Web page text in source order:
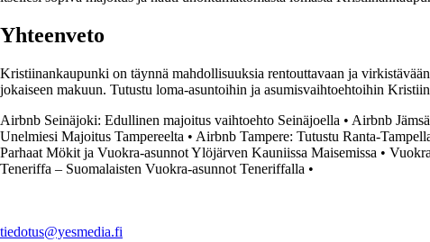
Yhteenveto
Kristiinankaupunki on täynnä mahdollisuuksia rentouttavaan ja
jokaiseen makuun. Tutustu loma-asuntoihin ja asumisvaihtoehtoihin
Airbnb Seinäjoki: Edullinen majoitus vaihtoehto Seinäjoella • Airbnb
Unelmiesi Majoitus Tampereelta • Airbnb Tampere: Tutustu Ranta-
Parhaat Mökit ja Vuokra-asunnot Ylöjärven Kauniissa Maisemissa •
Teneriffa – Suomalaisten Vuokra-asunnot Teneriffalla •
tiedotus@yesmedia.fi